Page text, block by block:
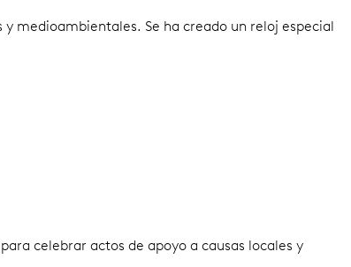
y medioambientales. Se ha creado un reloj especial
celebrar actos de apoyo a causas locales y